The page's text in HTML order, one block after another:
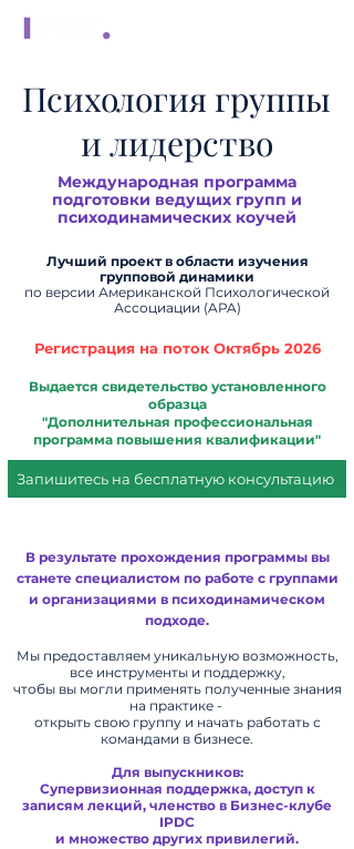
Психология группы
и лидерство
Международная программа
подготовки ведущих групп и
психодинамических коучей
Лучший проект в области изучения
групповой динамики
по версии Американской Психологической
Ассоциации (APA)
Регистрация на поток Октябрь 2026
Выдается свидетельство установленного
образца
"Дополнительная профессиональная
программа повышения квалификации"
Запишитесь на бесплатную консультацию
В результате прохождения программы вы
станете специалистом поработе с группами
и организациями в психодинамическом
подходе.​​
Мы предоставляем уникальную возможность,
все инструменты и поддержку,
чтобы вы могли применять полученные знания
на практике -
открыть свою группу и начать работать с
командами в бизнесе.
Для выпускников:
Супервизионная поддержка, доступ к
записям лекций, членство в Бизнес-клубе
IPDC
и множество других привилегий.